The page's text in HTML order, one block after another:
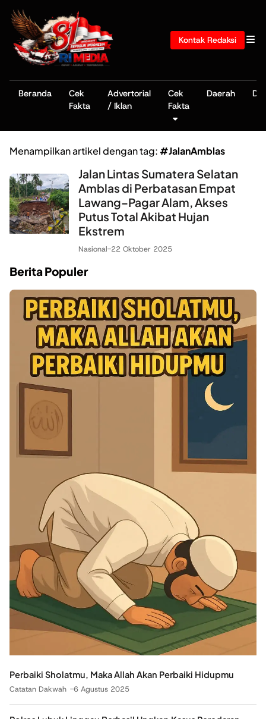
Kontak Redaksi
Beranda
Cek
Fakta
Advertorial
/ Iklan
Cek
Fakta
Daerah
Menampilkan artikel dengan tag: #JalanAmblas
Jalan Lintas Sumatera Selatan
Amblas di Perbatasan Empat
Lawang–Pagar Alam, Akses
Putus Total Akibat Hujan
Ekstrem
Nasional-22 Oktober 2025
Berita Populer
Perbaiki Sholatmu, Maka Allah Akan Perbaiki Hidupmu
Catatan Dakwah 6 Agustus 2025